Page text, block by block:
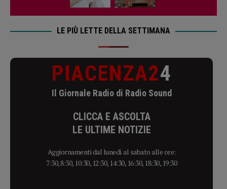
LE PIÙ LETTE DELLA SETTIMANA
PIACENZA24
Il Giornale Radio di Radio Sound
CLICCA E ASCOLTA
LE ULTIME NOTIZIE
Aggiornamenti dal lunedì al sabato alle ore:
7:30, 8:30, 10:30, 12:30, 14:30, 16:30, 18:30, 19:30